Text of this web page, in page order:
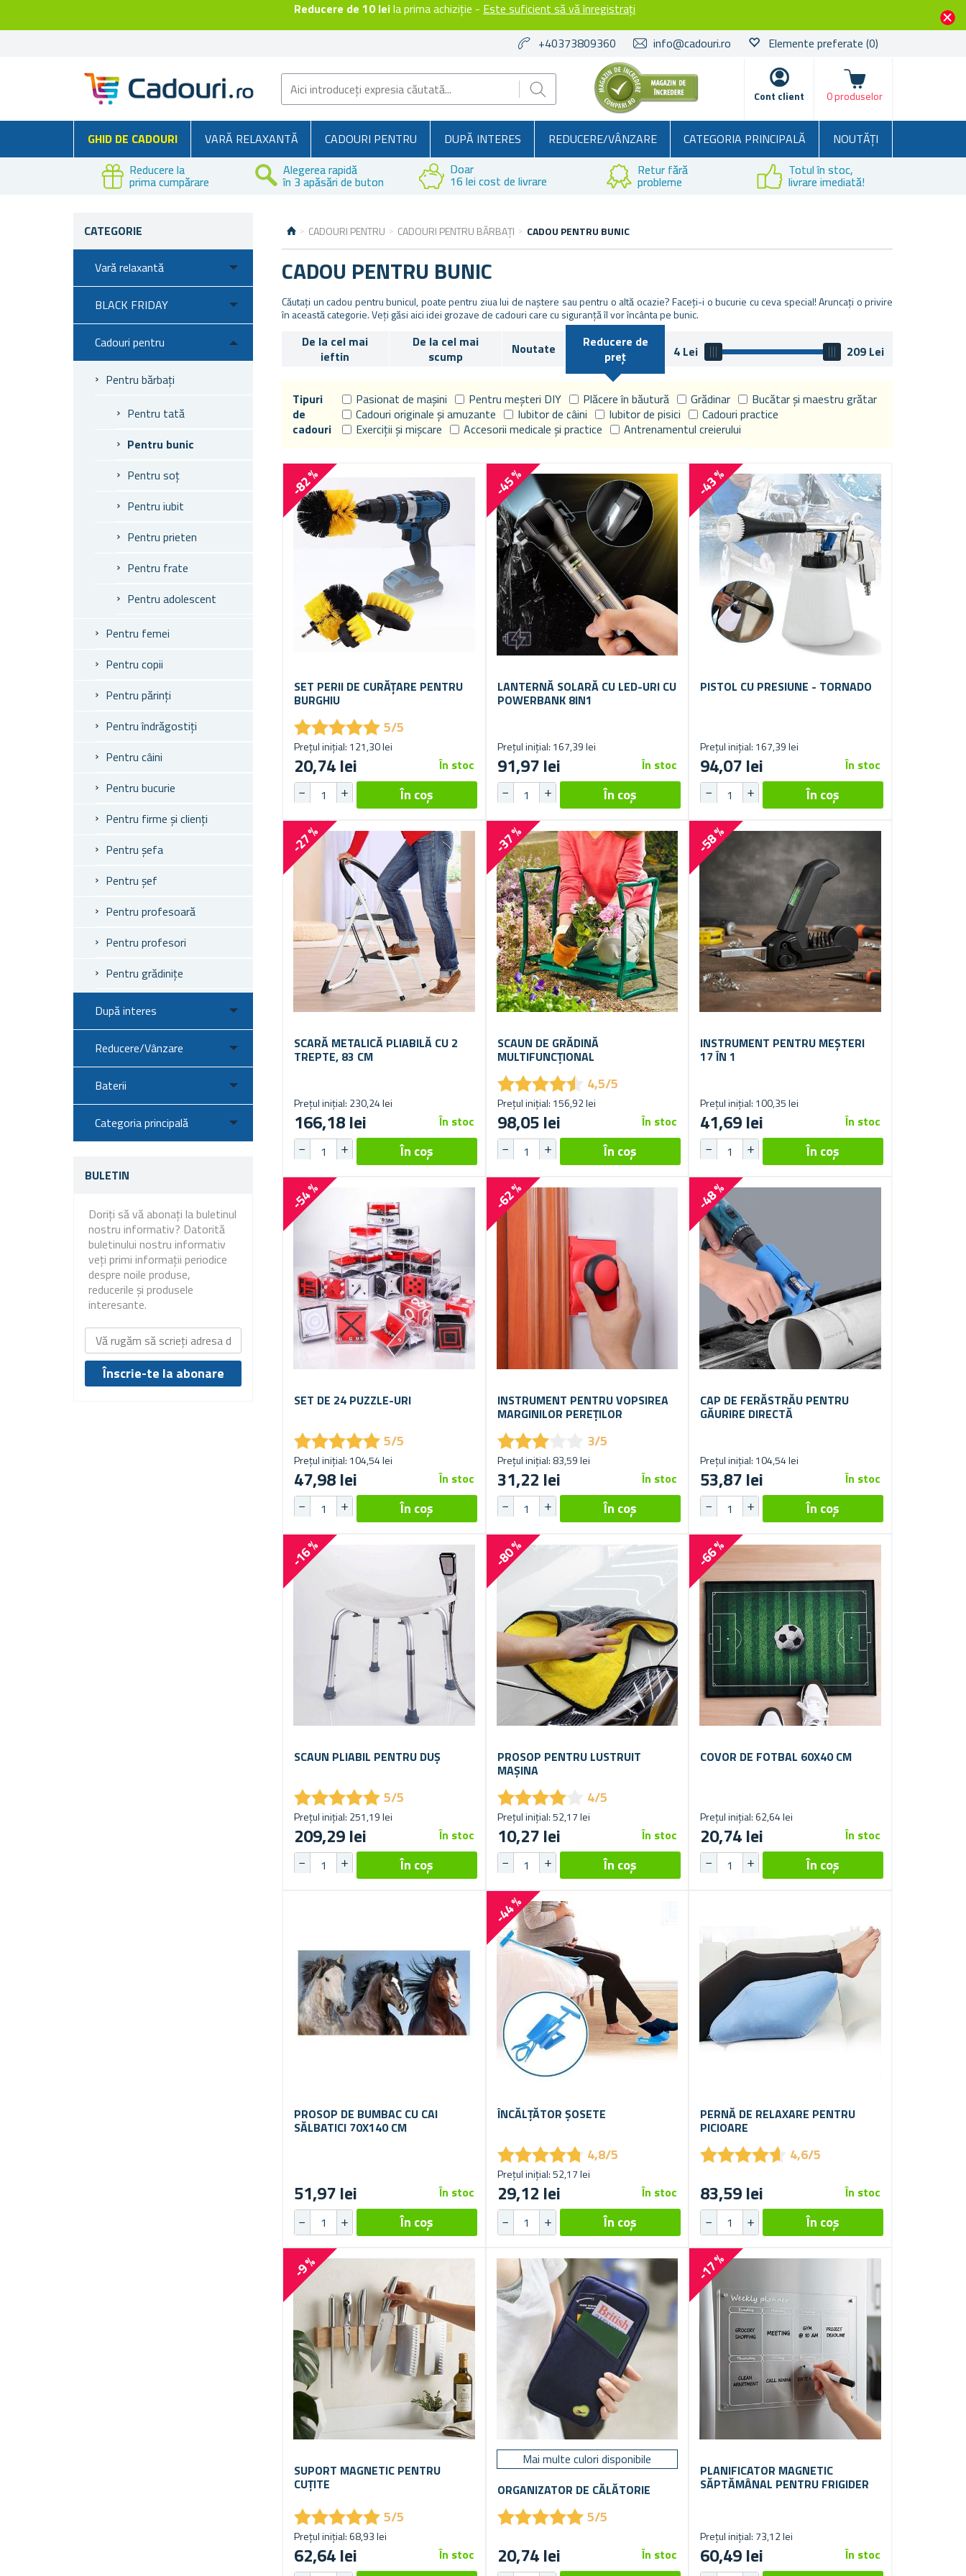
Reducere de 10 leila prima achiziție - Este suficient să vă înregistrați
+40373809360
info@cadouri.ro Elemente preferate (0)
Cont client
Coșul
0 produselor
GHID DE CADOURI VARĂ RELAXANTĂ CADOURI PENTRU DUPĂ INTERES REDUCERE/VÂNZARE CATEGORIA PRINCIPALĂ
NOUTĂȚI
Reducere la
prima cumpărare
Alegerea rapidă
în 3 apăsări de buton
Doar
16 lei cost de livrare
Retur fără
probleme
Totul în stoc,
livrare imediată!
CATEGORIE
Vară relaxantă
BLACK FRIDAY
Cadouri pentru
Pentru bărbați
Pentru tată
Pentru bunic
Pentru soț
Pentru iubit
Pentru prieten
Pentru frate
Pentru adolescent
Pentru femei
Pentru copii
Pentru părinți
Pentru îndrăgostiți
Pentru câini
Pentru bucurie
Pentru firme și clienți
Pentru șefa
Pentru șef
Pentru profesoară
Pentru profesori
Pentru grădinițe
După interes
Reducere/Vânzare
Baterii
Categoria principală
BULETIN
Doriți să vă abonați la buletinul
nostru informativ? Datorită
buletinului nostru informativ
veți primi informații periodice
despre noile produse,
reducerile și produsele
interesante.
CADOURI PENTRU CADOURI PENTRU BĂRBAȚI CADOU PENTRU BUNIC
CADOU PENTRU BUNIC
Căutați un cadou pentru bunicul, poate pentru ziua lui de naștere sau pentru o altă ocazie? Faceți-i o bucurie cu ceva special! Aruncați o privire
în această categorie. Veți găsi aici idei grozave de cadouri care cu siguranță îl vor încânta pe bunic.
De la cel mai
ieftin
De la cel mai
scump
Noutate
Reducere de
preț
4 Lei 209 Lei
Tipuri
de
cadouri
Pasionat de mașini Pentru meșteri DIY Plăcere în băutură Grădinar
Bucătar și maestru grătar
Cadouri originale și amuzante
Iubitor de câini Iubitor de pisici
Cadouri practice
Exerciții și mișcare
Accesorii medicale și practice Antrenamentul creierului
-82 %
SET PERII DE CURĂȚARE PENTRU
BURGHIU
★★★★★
★★★★★5/5
Prețul inițial: 121,30 lei
20,74 lei În stoc
-45 %
LANTERNĂ SOLARĂ CU LED-URI CU
POWERBANK 8IN1
Prețul inițial: 167,39 lei
91,97 lei În stoc
-43 %
PISTOL CU PRESIUNE - TORNADO
Prețul inițial: 167,39 lei
94,07 lei În stoc
-27 %
SCARĂ METALICĂ PLIABILĂ CU 2
TREPTE, 83 CM
Prețul inițial: 230,24 lei
166,18 lei În stoc
-37 %
SCAUN DE GRĂDINĂ
MULTIFUNCȚIONAL
★★★★★
★★★★★ 4,5/5
Prețul inițial: 156,92 lei
98,05 lei În stoc
-58 %
INSTRUMENT PENTRU MEȘTERI
17 ÎN 1
Prețul inițial: 100,35 lei
41,69 lei În stoc
-54 %
SET DE 24 PUZZLE-URI
★★★★★
★★★★★5/5
Prețul inițial: 104,54 lei
47,98 lei În stoc
-62 %
INSTRUMENT PENTRU VOPSIREA
MARGINILOR PEREȚILOR
★★★★
★★★★ 3/5
Prețul inițial: 83,59 lei
31,22 lei În stoc
-48 %
CAP DE FERĂSTRĂU PENTRU
GĂURIRE DIRECTĂ
Prețul inițial: 104,54 lei
53,87 lei În stoc
-16 %
SCAUN PLIABIL PENTRU DUȘ
★★★★★
★★★★★5/5
Prețul inițial: 251,19 lei
209,29 lei În stoc
-80 %
PROSOP PENTRU LUSTRUIT
MAȘINA
★★★★★
★★★★★ 4/5
Prețul inițial: 52,17 lei
10,27 lei În stoc
-66 %
COVOR DE FOTBAL 60X40 CM
Prețul inițial: 62,64 lei
20,74 lei În stoc
PROSOP DE BUMBAC CU CAI
SĂLBATICI 70X140 CM
51,97 lei În stoc
-44 %
ÎNCĂLȚĂTOR ȘOSETE
★★★★★
★★★★★ 4,8/5
Prețul inițial: 52,17 lei
29,12 lei În stoc
PERNĂ DE RELAXARE PENTRU
PICIOARE
★★★★★
★★★★★ 4,6/5
83,59 lei În stoc
-9 %
SUPORT MAGNETIC PENTRU
CUȚITE
★★★★★
★★★★★5/5
Prețul inițial: 68,93 lei
62,64 lei În stoc
Mai multe culori disponibile
ORGANIZATOR DE CĂLĂTORIE
★★★★★
★★★★★5/5
20,74 lei În stoc
-17 %
PLANIFICATOR MAGNETIC
SĂPTĂMÂNAL PENTRU FRIGIDER
Prețul inițial: 73,12 lei
60,49 lei În stoc